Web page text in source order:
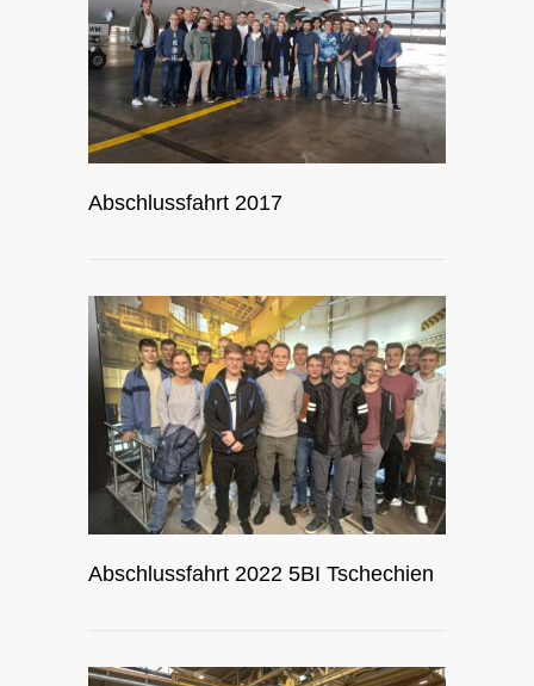
Abschlussfahrt 2017
Abschlussfahrt 2022 5BI Tschechien